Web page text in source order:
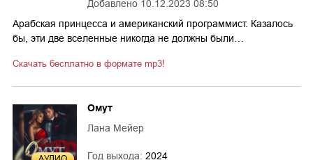
Добавлено 10.12.2023 08:50
Арабская принцесса и американский программист. Казалось
бы, эти две вселенные никогда не должны были…
Скачать бесплатно в формате mp3!
Омут
Лана Мейер
Год выхода: 2024